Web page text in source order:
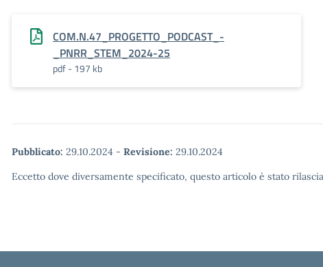
COM.N.47_PROGETTO_PODCAST_-
_PNRR_STEM_2024-25
pdf - 197 kb
Pubblicato: 29.10.2024 - Revisione: 29.10.2024
Eccetto dove diversamente specificato, questo articolo è stato